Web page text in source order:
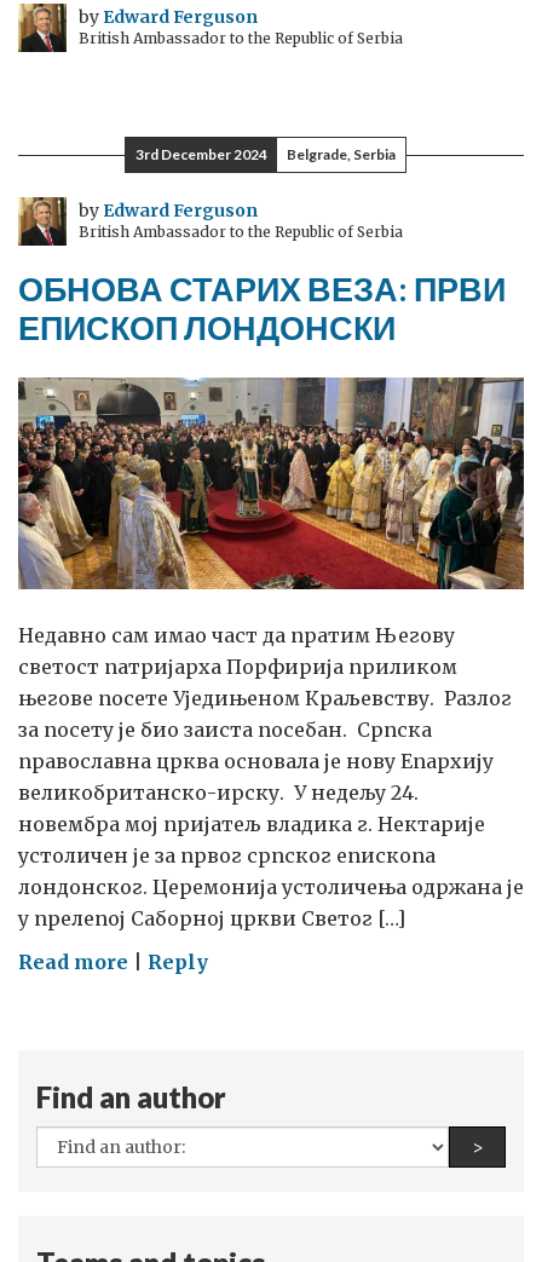
by Edward Ferguson
British Ambassador to the Republic of Serbia
3rd December 2024 Belgrade, Serbia
by Edward Ferguson
British Ambassador to the Republic of Serbia
ОБНОВА СТАРИХ ВЕЗА: ПРВИ
ЕПИСКОП ЛОНДОНСКИ
Недавно сам имао част да пратим Његову
светост патријарха Порфирија приликом
његове посете Уједињеном Краљевству. Разлог
за посету је био заиста посебан. Српска
православна црква основала је нову Епархију
великобританско-ирску. У недељу 24.
новембра мој пријатељ владика г. Нектарије
устоличен је за првог српског епископа
лондонског. Церемонија устоличења одржана је
у прелепој Саборној цркви Светог […]
Read more on
ПРВИ
ЛОНДОНСКИ
Reply
Find an author
All
authors:
>Find